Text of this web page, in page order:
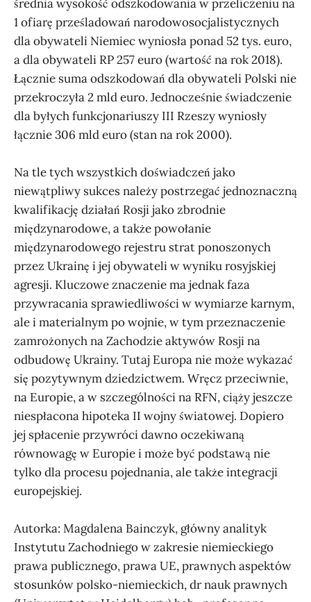
średnia wysokość odszkodowania w przeliczeniu na
1 ofiarę prześladowań narodowosocjalistycznych
dla obywateli Niemiec wyniosła ponad 52 tys. euro,
a dla obywateli RP 257 euro (wartość na rok 2018).
Łącznie suma odszkodowań dla obywateli Polski nie
przekroczyła 2 mld euro. Jednocześnie świadczenie
dla byłych funkcjonariuszy III Rzeszy wyniosły
łącznie 306 mld euro (stan na rok 2000).
Na tle tych wszystkich doświadczeń jako
niewątpliwy sukces należy postrzegać jednoznaczną
kwalifikację działań Rosji jako zbrodnie
międzynarodowe, a także powołanie
międzynarodowego rejestru strat ponoszonych
przez Ukrainę i jej obywateli w wyniku rosyjskiej
agresji. Kluczowe znaczenie ma jednak faza
przywracania sprawiedliwości w wymiarze karnym,
ale i materialnym po wojnie, w tym przeznaczenie
zamrożonych na Zachodzie aktywów Rosji na
odbudowę Ukrainy. Tutaj Europa nie może wykazać
się pozytywnym dziedzictwem. Wręcz przeciwnie,
na Europie, a w szczególności na RFN, ciąży jeszcze
niespłacona hipoteka II wojny światowej. Dopiero
jej spłacenie przywróci dawno oczekiwaną
równowagę w Europie i może być podstawą nie
tylko dla procesu pojednania, ale także integracji
europejskiej.
Autorka: Magdalena Bainczyk, główny analityk
Instytutu Zachodniego w zakresie niemieckiego
prawa publicznego, prawa UE, prawnych aspektów
stosunków polsko-niemieckich, dr nauk prawnych